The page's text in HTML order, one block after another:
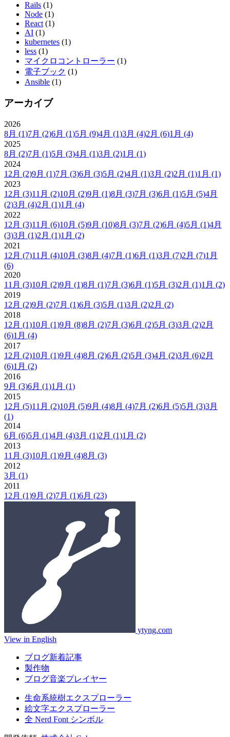
Rails (1)
Node (1)
React (1)
AI (1)
kubernetes (1)
less (1)
マイクロコントローラー (1)
電子ブック (1)
Ansible (1)
アーカイブ
2026
8月 (1)7月 (2)6月 (1)5月 (9)4月 (1)3月 (4)2月 (6)1月 (4)
2025
8月 (2)7月 (1)5月 (3)4月 (1)3月 (2)1月 (1)
2024
12月 (2)9月 (1)7月 (3)6月 (3)5月 (2)4月 (1)3月 (2)2月 (1)1月 (1)
2023
12月 (3)11月 (2)10月 (2)9月 (1)8月 (3)7月 (3)6月 (1)5月 (5)4月
(2)3月 (4)2月 (1)1月 (4)
2022
12月 (3)11月 (6)10月 (5)9月 (10)8月 (3)7月 (2)6月 (4)5月 (1)4月
(3)3月 (1)2月 (1)1月 (2)
2021
12月 (7)11月 (4)10月 (3)8月 (4)7月 (1)6月 (1)3月 (7)2月 (7)1月
(6)
2020
11月 (3)10月 (2)9月 (1)8月 (1)7月 (3)6月 (1)5月 (3)2月 (1)1月 (2)
2019
12月 (2)9月 (2)7月 (1)6月 (3)5月 (1)3月 (2)2月 (2)
2018
12月 (1)10月 (1)9月 (8)8月 (2)7月 (3)6月 (2)5月 (3)3月 (2)2月
(6)1月 (4)
2017
12月 (2)10月 (1)9月 (4)8月 (2)6月 (2)5月 (3)4月 (2)3月 (6)2月
(6)1月 (2)
2016
9月 (3)6月 (1)1月 (1)
2015
12月 (5)11月 (2)10月 (5)9月 (4)8月 (4)7月 (2)6月 (5)5月 (3)3月
(1)
2014
6月 (6)5月 (1)4月 (4)3月 (1)2月 (1)1月 (2)
2013
11月 (3)10月 (1)9月 (4)8月 (3)
2012
3月 (1)
2011
12月 (1)9月 (2)7月 (1)6月 (23)
ytyng.com
View in English
ブログ新着記事
製作物
ブログ音楽プレイヤー
生命系統樹エクスプローラー
絵文字エクスプローラー
全 Nerd Font シンボル